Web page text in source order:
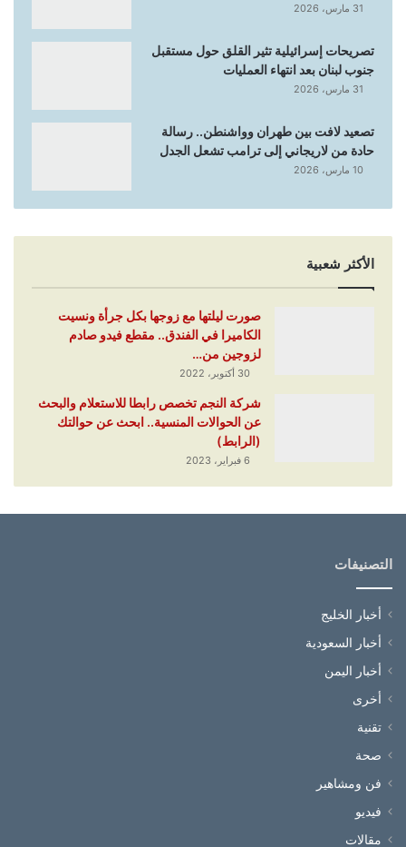
31 مارس، 2026
تصريحات إسرائيلية تثير القلق حول مستقبل
جنوب لبنان بعد انتهاء العمليات
31 مارس، 2026
تصعيد لافت بين طهران وواشنطن.. رسالة
حادة من لاريجاني إلى ترامب تشعل الجدل
10 مارس، 2026
الأكثر شعبية
صورت ليلتها مع زوجها بكل جرأة ونسيت
الكاميرا في الفندق.. مقطع فيدو صادم
لزوجين من…
30 أكتوبر، 2022
شركة النجم تخصص رابطا للاستعلام والبحث
عن الحوالات المنسية.. ابحث عن حوالتك
(الرابط)
6 فبراير، 2023
التصنيفات
أخبار الخليج
أخبار السعودية
أخبار اليمن
أخرى
تقنية
صحة
فن ومشاهير
فيديو
مقالات